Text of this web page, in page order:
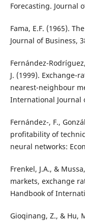
Forecasting. Journal
Fama, E.F. (1965).
Journal of Business,
Fernández-
J. (1999). Exchange-
nearest-neighbour
International Journal
Fernández-, F.,
profitability of
neural networks:
Frenkel, J.A., &
markets, exchange
Handbook of
Gioqinang, Z., & Hu,